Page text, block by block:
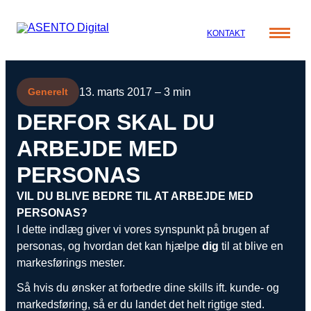
KONTAKT
Cases
Specialer
ORGANIC SEARCH
SEO
GEO
Programmatic SEO
FÅ KORTLAGT DIN AI SYNLIGHED
Meta annoncering
Viden
Blog
Webinar
Om os
Karriere
Nyhedsbrev
Generelt 13. marts 2017 – 3 min
DERFOR SKAL DU
ARBEJDE MED
PERSONAS
VIL DU BLIVE BEDRE TIL AT ARBEJDE MED
PERSONAS?
I dette indlæg giver vi vores synspunkt på brugen af
personas, og hvordan det kan hjælpe dig til at blive en
markesførings mester.
Så hvis du ønsker at forbedre dine skills ift. kunde- og
markedsføring, så er du landet det helt rigtige sted.